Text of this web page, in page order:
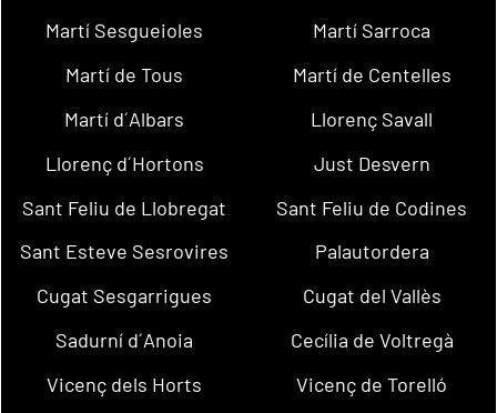
Martí Sesgueioles
Martí Sarroca
Martí de Tous
Martí de Centelles
Martí d´Albars
Llorenç Savall
Llorenç d´Hortons
Just Desvern
Sant Feliu de Llobregat
Sant Feliu de Codines
Sant Esteve Sesrovires
Palautordera
Cugat Sesgarrigues
Cugat del Vallès
Sadurní d´Anoia
Cecília de Voltregà
Vicenç dels Horts
Vicenç de Torelló